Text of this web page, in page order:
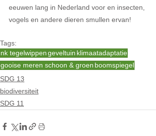
eeuwen lang in Nederland voor en insecten,
vogels en andere dieren smullen ervan!
Tags:
nk tegelwippengeveltuin klimaatadaptatie
gooise meren schoon & groen boomspiegel
SDG 13
biodiversiteit
SDG 11